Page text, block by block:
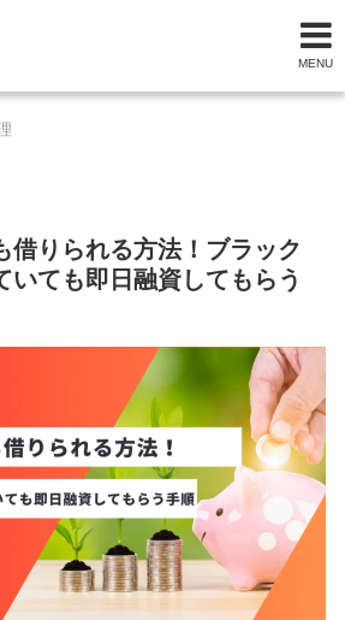
MENU
借りられる方法！ブラック
いても即日融資してもらう